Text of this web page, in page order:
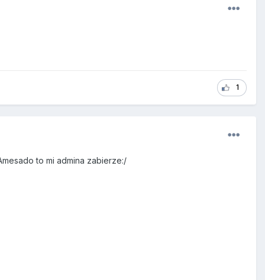
1
to mi admina zabierze:/